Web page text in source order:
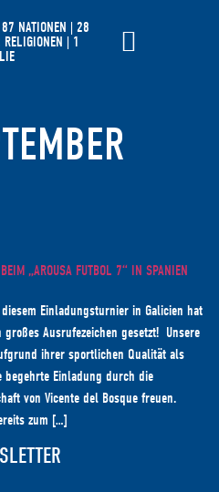
NATIONEN | 28
| 1
„AROUSA FUTBOL 7“ IN SPANIEN
Einladungsturnier in Galicien hat
Ausrufezeichen gesetzt! Unsere
ihrer sportlichen Qualität als
Einladung durch die
von Vicente del Bosque freuen.
zum […]